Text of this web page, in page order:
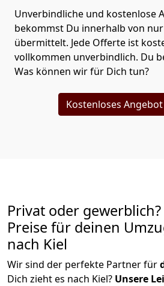
Unverbindliche und kostenlose
bekommst Du innerhalb von nur
übermittelt. Jede Offerte ist
vollkommen unverbindlich. Du
Was können wir für Dich tun?
Kostenloses
Privat oder
Preise für deinen
nach Kiel
Wir sind der perfekte Partner für
Dich zieht es nach Kiel? Unsere